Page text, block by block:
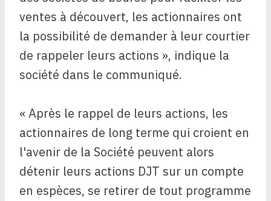
ventes à découvert, les actionnaires ont
la possibilité de demander à leur courtier
de rappeler leurs actions », indique la
société dans le communiqué.
« Après le rappel de leurs actions, les
actionnaires de long terme qui croient en
l'avenir de la Société peuvent alors
détenir leurs actions DJT sur un compte
en espèces, se retirer de tout programme